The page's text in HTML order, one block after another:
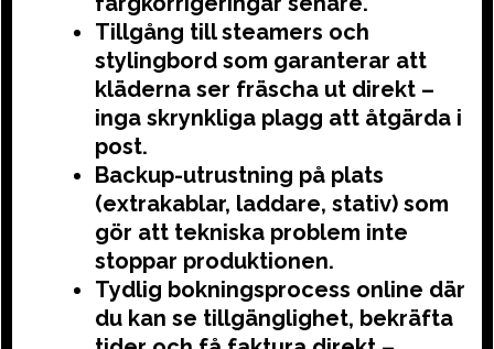
Tillgång till steamers och
stylingbord som garanterar att
kläderna ser fräscha ut direkt –
inga skrynkliga plagg att åtgärda i
post.
Backup-utrustning på plats
(extrakablar, laddare, stativ) som
gör att tekniska problem inte
stoppar produktionen.
Tydlig bokningsprocess online där
du kan se tillgänglighet, bekräfta